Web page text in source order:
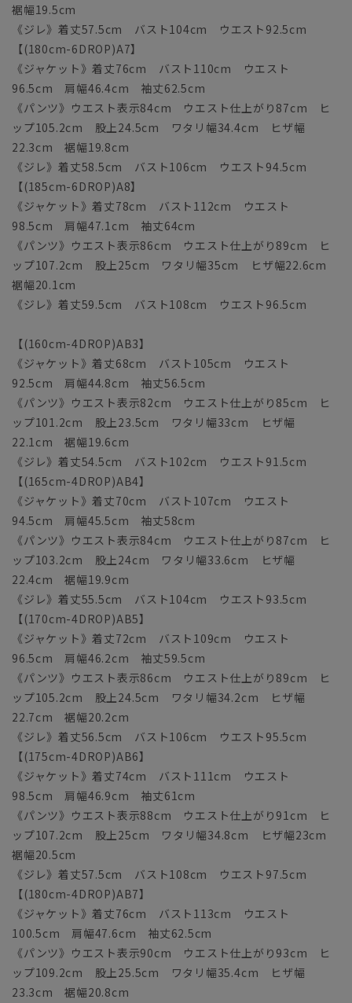
裾幅19.5cm
《ジレ》着丈57.5cm バスト104cm ウエスト92.5cm
【(180cm-6DROP)A7】
《ジャケット》着丈76cm バスト110cm ウエスト
96.5cm 肩幅46.4cm 袖丈62.5cm
《パンツ》ウエスト表示84cm ウエスト仕上がり87cm ヒ
ップ105.2cm 股上24.5cm ワタリ幅34.4cm ヒザ幅
22.3cm 裾幅19.8cm
《ジレ》着丈58.5cm バスト106cm ウエスト94.5cm
【(185cm-6DROP)A8】
《ジャケット》着丈78cm バスト112cm ウエスト
98.5cm 肩幅47.1cm 袖丈64cm
《パンツ》ウエスト表示86cm ウエスト仕上がり89cm ヒ
ップ107.2cm 股上25cm ワタリ幅35cm ヒザ幅22.6cm
裾幅20.1cm
《ジレ》着丈59.5cm バスト108cm ウエスト96.5cm
【(160cm-4DROP)AB3】
《ジャケット》着丈68cm バスト105cm ウエスト
92.5cm 肩幅44.8cm 袖丈56.5cm
《パンツ》ウエスト表示82cm ウエスト仕上がり85cm ヒ
ップ101.2cm 股上23.5cm ワタリ幅33cm ヒザ幅
22.1cm 裾幅19.6cm
《ジレ》着丈54.5cm バスト102cm ウエスト91.5cm
【(165cm-4DROP)AB4】
《ジャケット》着丈70cm バスト107cm ウエスト
94.5cm 肩幅45.5cm 袖丈58cm
《パンツ》ウエスト表示84cm ウエスト仕上がり87cm ヒ
ップ103.2cm 股上24cm ワタリ幅33.6cm ヒザ幅
22.4cm 裾幅19.9cm
《ジレ》着丈55.5cm バスト104cm ウエスト93.5cm
【(170cm-4DROP)AB5】
《ジャケット》着丈72cm バスト109cm ウエスト
96.5cm 肩幅46.2cm 袖丈59.5cm
《パンツ》ウエスト表示86cm ウエスト仕上がり89cm ヒ
ップ105.2cm 股上24.5cm ワタリ幅34.2cm ヒザ幅
22.7cm 裾幅20.2cm
《ジレ》着丈56.5cm バスト106cm ウエスト95.5cm
【(175cm-4DROP)AB6】
《ジャケット》着丈74cm バスト111cm ウエスト
98.5cm 肩幅46.9cm 袖丈61cm
《パンツ》ウエスト表示88cm ウエスト仕上がり91cm ヒ
ップ107.2cm 股上25cm ワタリ幅34.8cm ヒザ幅23cm
裾幅20.5cm
《ジレ》着丈57.5cm バスト108cm ウエスト97.5cm
【(180cm-4DROP)AB7】
《ジャケット》着丈76cm バスト113cm ウエスト
100.5cm 肩幅47.6cm 袖丈62.5cm
《パンツ》ウエスト表示90cm ウエスト仕上がり93cm ヒ
ップ109.2cm 股上25.5cm ワタリ幅35.4cm ヒザ幅
23.3cm 裾幅20.8cm